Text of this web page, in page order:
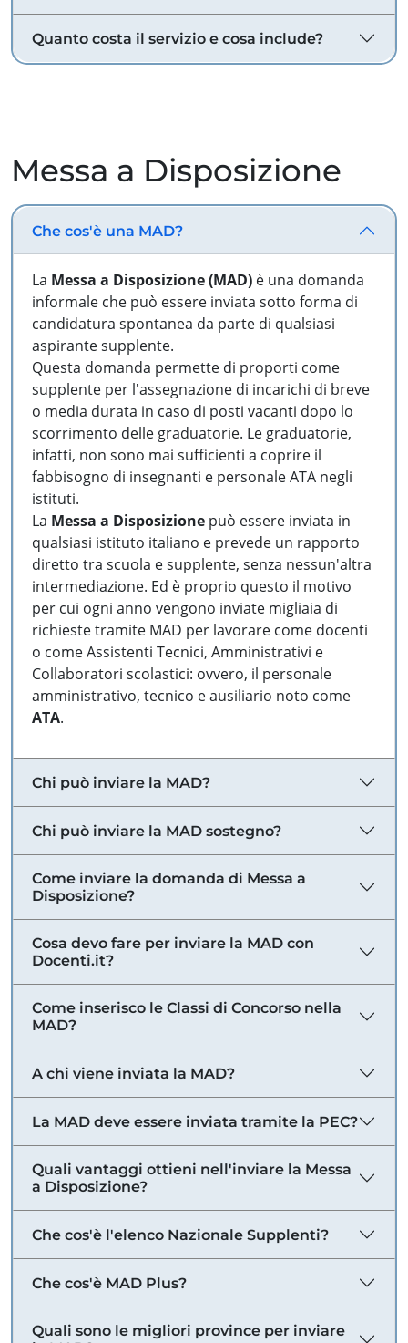
Quanto costa il servizio e cosa include?
Messa a Disposizione
Che cos'è una MAD?
La Messa a Disposizione (MAD) è una domanda
informale che può essere inviata sotto forma di
candidatura spontanea da parte di qualsiasi
aspirante supplente.
Questa domanda permette di proporti come
supplente per l'assegnazione di incarichi di breve
o media durata in caso di posti vacanti dopo lo
scorrimento delle graduatorie. Le graduatorie,
infatti, non sono mai sufficienti a coprire il
fabbisogno di insegnanti e personale ATA negli
istituti.
La Messa a Disposizione può essere inviata in
qualsiasi istituto italiano e prevede un rapporto
diretto tra scuola e supplente, senza nessun'altra
intermediazione. Ed è proprio questo il motivo
per cui ogni anno vengono inviate migliaia di
richieste tramite MAD per lavorare come docenti
o come Assistenti Tecnici, Amministrativi e
Collaboratori scolastici: ovvero, il personale
amministrativo, tecnico e ausiliario noto come
ATA.
Chi può inviare la MAD?
Chi può inviare la MAD sostegno?
Come inviare la domanda di Messa a
Disposizione?
Cosa devo fare per inviare la MAD con
Docenti.it?
Come inserisco le Classi di Concorso nella
MAD?
A chi viene inviata la MAD?
La MAD deve essere inviata tramite la PEC?
Quali vantaggi ottieni nell'inviare la Messa
a Disposizione?
Che cos'è l'elenco Nazionale Supplenti?
Che cos'è MAD Plus?
Quali sono le migliori province per inviare